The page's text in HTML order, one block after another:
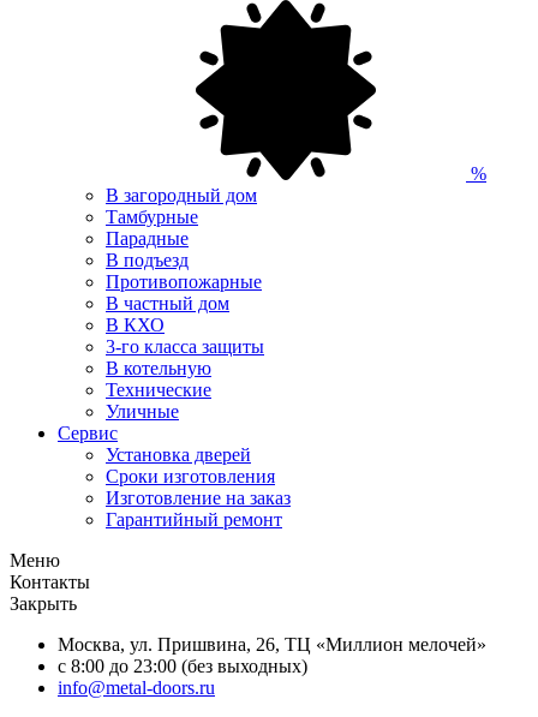
%
В загородный дом
Тамбурные
Парадные
В подъезд
Противопожарные
В частный дом
В КХО
3-го класса защиты
В котельную
Технические
Уличные
Сервис
Установка дверей
Сроки изготовления
Изготовление на заказ
Гарантийный ремонт
Меню
Контакты
Закрыть
Москва, ул. Пришвина, 26, ТЦ «Миллион мелочей»
с 8:00 до 23:00 (без выходных)
info@metal-doors.ru